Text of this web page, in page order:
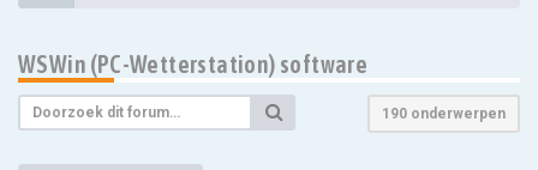
WSWin (PC-Wetterstation) software
190 onderwerpen